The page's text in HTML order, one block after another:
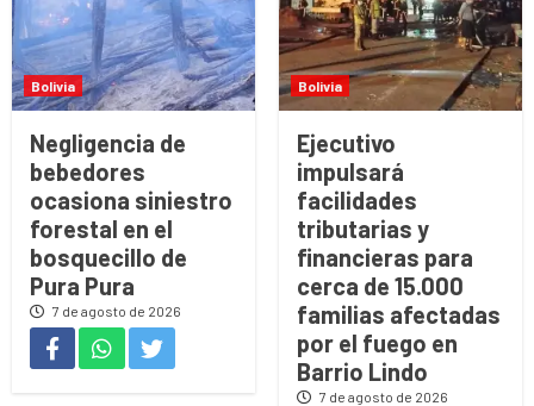
Bolivia
Negligencia de
bebedores
ocasiona siniestro
forestal en el
bosquecillo de
Pura Pura
7 de agosto de 2026
Bolivia
Ejecutivo
impulsará
facilidades
tributarias y
financieras para
cerca de 15.000
familias afectadas
por el fuego en
Barrio Lindo
7 de agosto de 2026